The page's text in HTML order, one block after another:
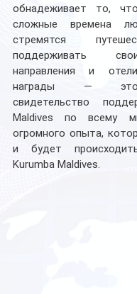
обнадеживает то,
сложные времена
стремятся
поддерживать
направления и
награды — это
свидетельство
Maldives по всему
огромного опыта,
и будет
Kurumba Maldives.